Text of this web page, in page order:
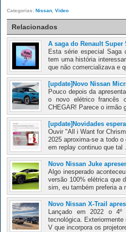
Categorias: Nissan Video
Relacionados
A saga do Renault Super
Esta série especial Saga
tem uma história
que não comercializava e
[update]Novo Nissan
Pouco depois da
o novo elétrico francês
CHEGAR! Parece o irmão
[update]Novidades
Ouvir "All i Want for
2025 aproxima-se a todo
em replay continuo que tal
Novo Nissan Juke
Algo inesperado
versão 100% elétrica que
sim, eu também preferia a
Novo Nissan X-Trail
Lançado em 2022 o
tecnológica. Exteriormente
V que incorpora os